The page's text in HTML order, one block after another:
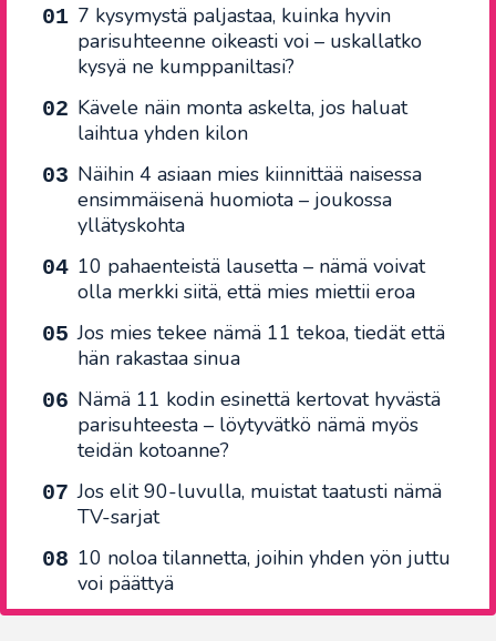
7 kysymystä paljastaa, kuinka hyvin
parisuhteenne oikeasti voi – uskallatko
kysyä ne kumppaniltasi?
Kävele näin monta askelta, jos haluat
laihtua yhden kilon
Näihin 4 asiaan mies kiinnittää naisessa
ensimmäisenä huomiota – joukossa
yllätyskohta
10 pahaenteistä lausetta – nämä voivat
olla merkki siitä, että mies miettii eroa
Jos mies tekee nämä 11 tekoa, tiedät että
hän rakastaa sinua
Nämä 11 kodin esinettä kertovat hyvästä
parisuhteesta – löytyvätkö nämä myös
teidän kotoanne?
Jos elit 90-luvulla, muistat taatusti nämä
TV-sarjat
10 noloa tilannetta, joihin yhden yön juttu
voi päättyä